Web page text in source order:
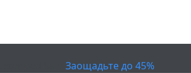
Заощадьте до 45%